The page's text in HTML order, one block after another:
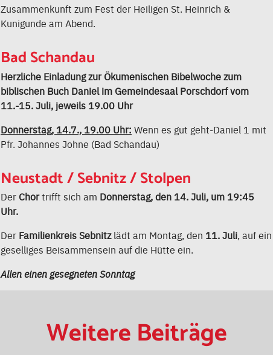
Zusammenkunft zum Fest der Heiligen St. Heinrich &
Kunigunde am Abend.
Bad Schandau
Herzliche Einladung zur Ökumenischen Bibelwoche zum
biblischen Buch Daniel im Gemeindesaal Porschdorf vom
11.-15. Juli, jeweils 19.00 Uhr
Donnerstag, 14.7., 19.00 Uhr: Wenn es gut geht-Daniel 1 mit
Pfr. Johannes Johne (Bad Schandau)
Neustadt / Sebnitz / Stolpen
Der Chortrifft sich am Donnerstag, den 14. Juli, um 19:45
Uhr.
Der Familienkreis Sebnitzlädt am Montag, den 11. Juli, auf ein
geselliges Beisammensein auf die Hütte ein.
Allen einen gesegneten Sonntag
Weitere Beiträge